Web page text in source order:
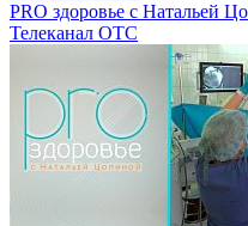
PRO здоровье с Натальей
Телеканал ОТС